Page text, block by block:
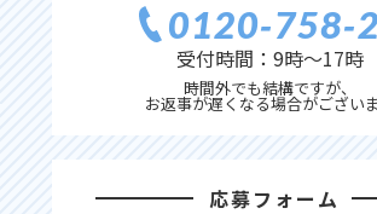
受付時間：9時〜17時
時間外でも結構ですが、
お返事が遅くなる場合がござい
応募フォーム